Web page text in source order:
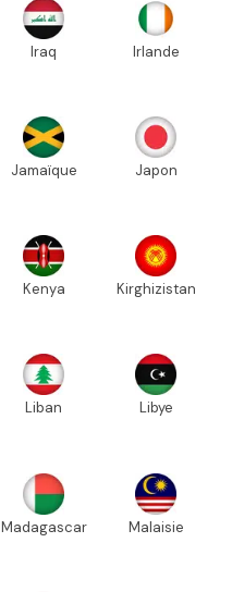
Iraq Irlande
Jamaïque Japon
Kenya Kirghizistan
Liban Libye
Madagascar Malaisie